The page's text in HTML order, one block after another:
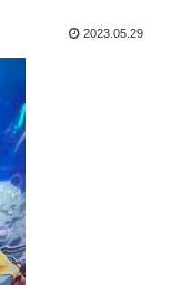
2023.05.29